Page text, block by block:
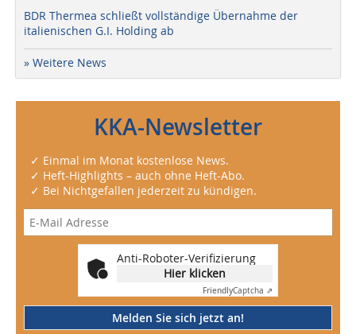
BDR Thermea schließt vollständige Übernahme der
italienischen G.I. Holding ab
» Weitere News
KKA-Newsletter
✓ Einmal im Monat kostenlose News.
✓ Heft-Highlights – auch ohne Heft-Abo.
✓ Bei Nichtgefallen jederzeit zu kündigen.
Anti-Roboter-Verifizierung
Hier klicken
FriendlyCaptcha ⇗
Melden Sie sich jetzt an!